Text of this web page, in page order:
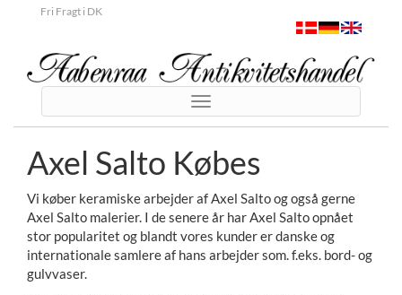
Fri Fragt i DK
Toggle
navigation
Axel Salto Købes
Vi køber keramiske arbejder af Axel Salto og også gerne
Axel Salto malerier. I de senere år har Axel Salto opnået
stor popularitet og blandt vores kunder er danske og
internationale samlere af hans arbejder som. f.eks. bord- og
gulvvaser.